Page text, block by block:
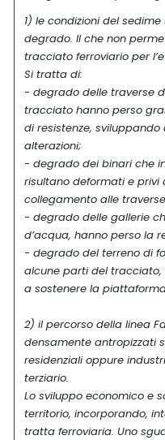
1) le condizioni del
degrado. Il che non
tracciato ferroviario per
Si tratta di:
- degrado delle traverse
tracciato hanno perso
di resistenze,
alterazioni;
- degrado dei binari che
risultano deformati e privi
collegamento alle
- degrado delle gallerie
d’acqua, hanno perso la
- degrado del terreno di
alcune parti del
a sostenere la
2) il percorso della linea
densamente antropizzati
residenziali oppure
terziario.
Lo sviluppo economico e
territorio, incorporando,
tratta ferroviaria. Uno